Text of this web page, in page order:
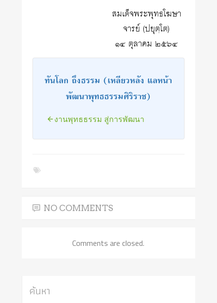
สมเด็จพระพุทธโฆษา
จารย์ (ปยุตฺโต)
๑๔ ตุลาคม ๒๕๖๔
ทันโลก ถึงธรรม (เหลียวหลัง แลหน้า
พัฒนาพุทธธรรมศิริราช)
งานพุทธธรรม สู่การพัฒนา
NO COMMENTS
Comments are closed.
ค้นหา